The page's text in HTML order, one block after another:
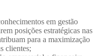
em gestão
posições estratégicas nas
para a maximização
clientes;